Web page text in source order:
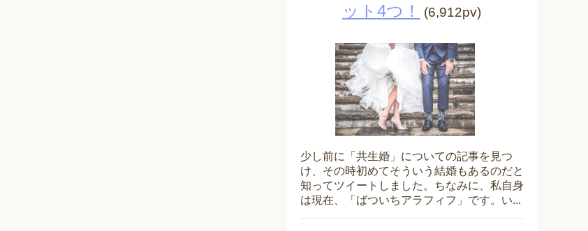
ット4つ！
(6,912pv)
少し前に「共生婚」についての記事を見つ
け、その時初めてそういう結婚もあるのだと
知ってツイートしました。ちなみに、私自身
は現在、「ばついちアラフィフ」です。い...